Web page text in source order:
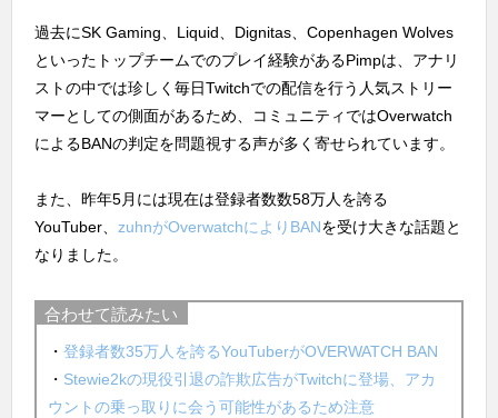
過去にSK Gaming、Liquid、Dignitas、Copenhagen Wolves
といったトップチームでのプレイ経験があるPimpは、アナリ
ストの中では珍しく毎日Twitchでの配信を行う人気ストリー
マーとしての側面があるため、コミュニティではOverwatch
によるBANの判定を問題視する声が多く寄せられています。
また、昨年5月には現在は登録者数数58万人を誇る
YouTuber、 zuhnがOverwatchによりBANを受け大きな話題と
なりました。
合わせて読みたい
・ 登録者数35万人を誇るYouTuberがOVERWATCH BAN
・ Stewie2kの現役引退の詐欺広告がTwitchに登場、アカ
ウントの乗っ取りに会う可能性があるため注意